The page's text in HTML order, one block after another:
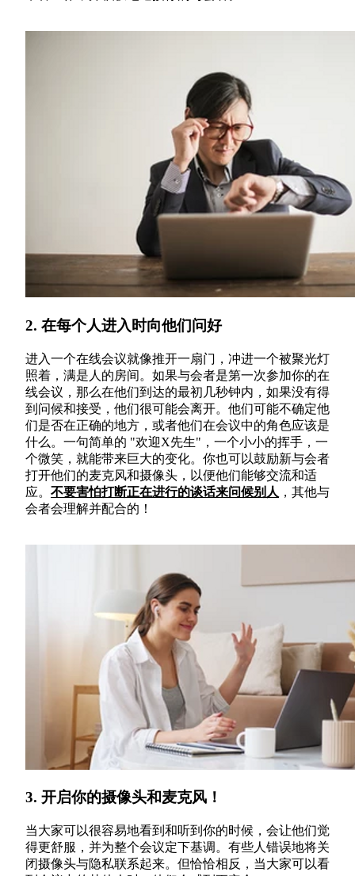
2. 在每个人进入时向他们问好
进入一个在线会议就像推开一扇门，冲进一个被聚光灯
照着，满是人的房间。如果与会者是第一次参加你的在
线会议，那么在他们到达的最初几秒钟内，如果没有得
到问候和接受，他们很可能会离开。他们可能不确定他
们是否在正确的地方，或者他们在会议中的角色应该是
什么。一句简单的 "欢迎X先生"，一个小小的挥手，一
个微笑，就能带来巨大的变化。你也可以鼓励新与会者
打开他们的麦克风和摄像头，以便他们能够交流和适
应。 不要害怕打断正在进行的谈话来问候别人 ，其他与
会者会理解并配合的！
3. 开启你的摄像头和麦克风！
当大家可以很容易地看到和听到你的时候，会让他们觉
得更舒服，并为整个会议定下基调。有些人错误地将关
闭摄像头与隐私联系起来。但恰恰相反，当大家可以看